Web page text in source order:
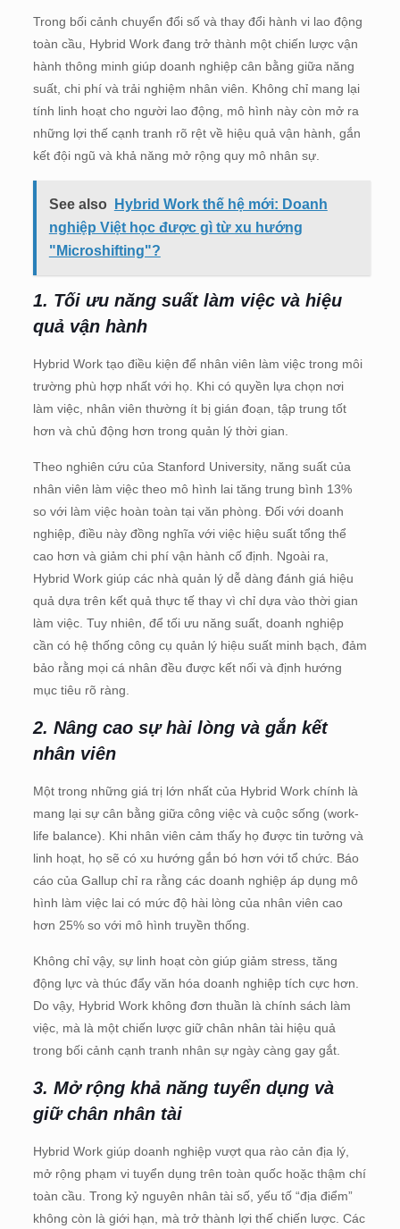
Trong bối cảnh chuyển đổi số và thay đổi hành vi lao động
toàn cầu, Hybrid Work đang trở thành một chiến lược vận
hành thông minh giúp doanh nghiệp cân bằng giữa năng
suất, chi phí và trải nghiệm nhân viên. Không chỉ mang lại
tính linh hoạt cho người lao động, mô hình này còn mở ra
những lợi thế cạnh tranh rõ rệt về hiệu quả vận hành, gắn
kết đội ngũ và khả năng mở rộng quy mô nhân sự.
See also
Hybrid Work thế hệ mới: Doanh
nghiệp Việt học được gì từ xu hướng
"Microshifting"?
1. Tối ưu năng suất làm việc và hiệu
quả vận hành
Hybrid Work tạo điều kiện để nhân viên làm việc trong môi
trường phù hợp nhất với họ. Khi có quyền lựa chọn nơi
làm việc, nhân viên thường ít bị gián đoạn, tập trung tốt
hơn và chủ động hơn trong quản lý thời gian.
Theo nghiên cứu của Stanford University, năng suất của
nhân viên làm việc theo mô hình lai tăng trung bình 13%
so với làm việc hoàn toàn tại văn phòng. Đối với doanh
nghiệp, điều này đồng nghĩa với việc hiệu suất tổng thể
cao hơn và giảm chi phí vận hành cố định. Ngoài ra,
Hybrid Work giúp các nhà quản lý dễ dàng đánh giá hiệu
quả dựa trên kết quả thực tế thay vì chỉ dựa vào thời gian
làm việc. Tuy nhiên, để tối ưu năng suất, doanh nghiệp
cần có hệ thống công cụ quản lý hiệu suất minh bạch, đảm
bảo rằng mọi cá nhân đều được kết nối và định hướng
mục tiêu rõ ràng.
2. Nâng cao sự hài lòng và gắn kết
nhân viên
Một trong những giá trị lớn nhất của Hybrid Work chính là
mang lại sự cân bằng giữa công việc và cuộc sống (work-
life balance). Khi nhân viên cảm thấy họ được tin tưởng và
linh hoạt, họ sẽ có xu hướng gắn bó hơn với tổ chức. Báo
cáo của Gallup chỉ ra rằng các doanh nghiệp áp dụng mô
hình làm việc lai có mức độ hài lòng của nhân viên cao
hơn 25% so với mô hình truyền thống.
Không chỉ vậy, sự linh hoạt còn giúp giảm stress, tăng
động lực và thúc đẩy văn hóa doanh nghiệp tích cực hơn.
Do vậy, Hybrid Work không đơn thuần là chính sách làm
việc, mà là một chiến lược giữ chân nhân tài hiệu quả
trong bối cảnh cạnh tranh nhân sự ngày càng gay gắt.
3. Mở rộng khả năng tuyển dụng và
giữ chân nhân tài
Hybrid Work giúp doanh nghiệp vượt qua rào cản địa lý,
mở rộng phạm vi tuyển dụng trên toàn quốc hoặc thậm chí
toàn cầu. Trong kỷ nguyên nhân tài số, yếu tố “địa điểm”
không còn là giới hạn, mà trở thành lợi thế chiến lược. Các